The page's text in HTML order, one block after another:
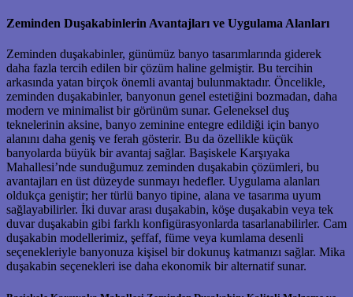
Zeminden Duşakabinlerin Avantajları ve Uygulama Alanları
Zeminden duşakabinler, günümüz banyo tasarımlarında giderek
daha fazla tercih edilen bir çözüm haline gelmiştir. Bu tercihin
arkasında yatan birçok önemli avantaj bulunmaktadır. Öncelikle,
zeminden duşakabinler, banyonun genel estetiğini bozmadan, daha
modern ve minimalist bir görünüm sunar. Geleneksel duş
teknelerinin aksine, banyo zeminine entegre edildiği için banyo
alanını daha geniş ve ferah gösterir. Bu da özellikle küçük
banyolarda büyük bir avantaj sağlar. Başiskele Karşıyaka
Mahallesi’nde sunduğumuz zeminden duşakabin çözümleri, bu
avantajları en üst düzeyde sunmayı hedefler. Uygulama alanları
oldukça geniştir; her türlü banyo tipine, alana ve tasarıma uyum
sağlayabilirler. İki duvar arası duşakabin, köşe duşakabin veya tek
duvar duşakabin gibi farklı konfigürasyonlarda tasarlanabilirler. Cam
duşakabin modellerimiz, şeffaf, füme veya kumlama desenli
seçenekleriyle banyonuza kişisel bir dokunuş katmanızı sağlar. Mika
duşakabin seçenekleri ise daha ekonomik bir alternatif sunar.